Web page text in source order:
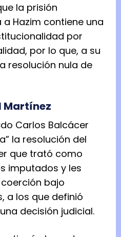
la prisión
Hazim contiene una
por
por lo que, a su
resolución nula de
Martínez
Carlos Balcácer
la resolución del
que trató como
imputados y les
bajo
a los que definió
decisión judicial.